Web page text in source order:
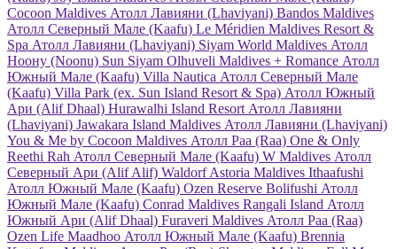
Cocoon Maldives Атолл Лавияни (Lhaviyani) Bandos Maldives
Атолл Северный Мале (Kaafu) Le Méridien Maldives Resort &
Spa Атолл Лавияни (Lhaviyani) Siyam World Maldives Атолл
Ноону (Noonu) Sun Siyam Olhuveli Maldives + Romance Атолл
Южный Мале (Kaafu) Villa Nautica Атолл Северный Мале
(Kaafu) Villa Park (ex. Sun Island Resort & Spa) Атолл Южный
Ари (Alif Dhaal) Hurawalhi Island Resort Атолл Лавияни
(Lhaviyani) Jawakara Island Maldives Атолл Лавияни (Lhaviyani)
You & Me by Cocoon Maldives Атолл Раа (Raa) One & Only
Reethi Rah Атолл Северный Мале (Kaafu) W Maldives Атолл
Северный Ари (Alif Alif) Waldorf Astoria Maldives Ithaafushi
Атолл Южный Мале (Kaafu) Ozen Reserve Bolifushi Атолл
Южный Мале (Kaafu) Conrad Maldives Rangali Island Атолл
Южный Ари (Alif Dhaal) Furaveri Maldives Атолл Раа (Raa)
Ozen Life Maadhoo Атолл Южный Мале (Kaafu) Brennia